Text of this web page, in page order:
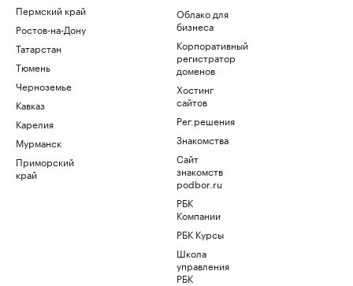
Пермский край
Ростов-на-Дону
Татарстан
Тюмень
Черноземье
Кавказ
Карелия
Мурманск
Приморский
край
Облако для
бизнеса
Корпоративный
регистратор
доменов
Хостинг
сайтов
Рег.решения
Знакомства
Сайт
знакомств
podbor.ru
РБК
Компании
РБК Курсы
Школа
управления
РБК